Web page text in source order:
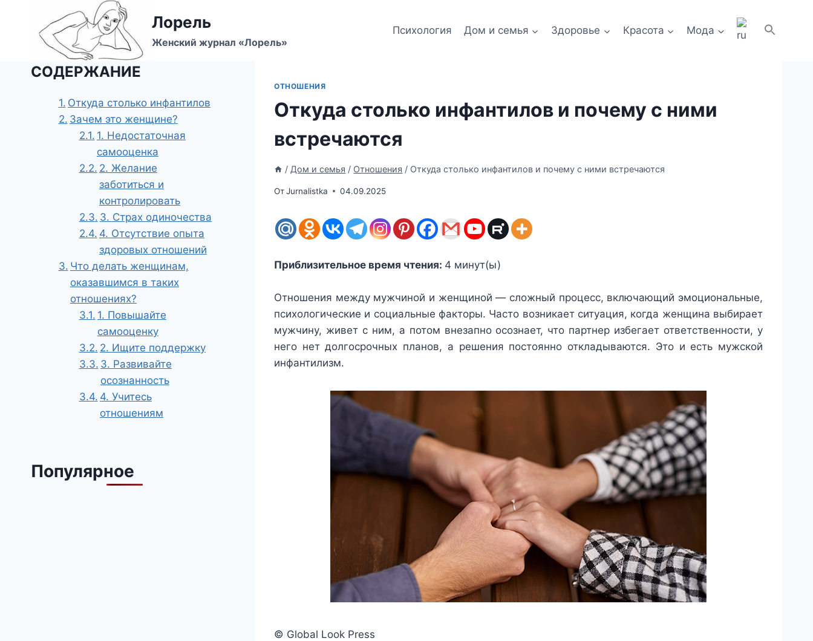
содержимому
Лорель
Женский журнал «Лорель»
Психология Дом и семья Здоровье Красота Мода
ОТНОШЕНИЯ
Откуда столько инфантилов и почему с ними
встречаются
/ Дом и семья / Отношения / Откуда столько инфантилов и почему с ними встречаются
ОтJurnalistka 04.09.2025
Приблизительное время чтения: 4 минут(ы)
Отношения между мужчиной и женщиной — сложный процесс, включающий эмоциональные,
психологические и социальные факторы. Часто возникает ситуация, когда женщина выбирает
мужчину, живет с ним, а потом внезапно осознает, что партнер избегает ответственности, у
него нет долгосрочных планов, а решения постоянно откладываются. Это и есть мужской
инфантилизм.
© Global Look Press
СОДЕРЖАНИЕ
Откуда столько инфантилов
Зачем это женщине?
1. Недостаточная
самооценка
2. Желание
заботиться и
контролировать
3. Страх одиночества
4. Отсутствие опыта
здоровых отношений
Что делать женщинам,
оказавшимся в таких
отношениях?
1. Повышайте
самооценку
2. Ищите поддержку
3. Развивайте
осознанность
4. Учитесь
отношениям
Популярное